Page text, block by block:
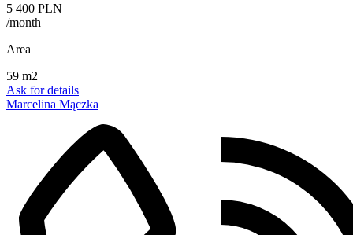
5 400 PLN
/month
Area
59 m2
Ask for details
Marcelina Mączka